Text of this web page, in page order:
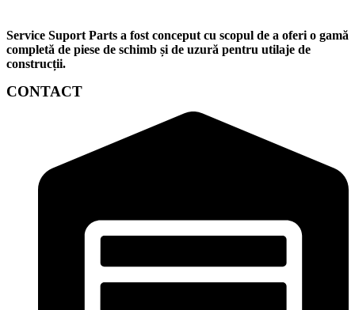
Service Suport Parts a fost conceput cu scopul de a oferi o gamă
completă de piese de schimb și de uzură pentru utilaje de
construcții.
CONTACT